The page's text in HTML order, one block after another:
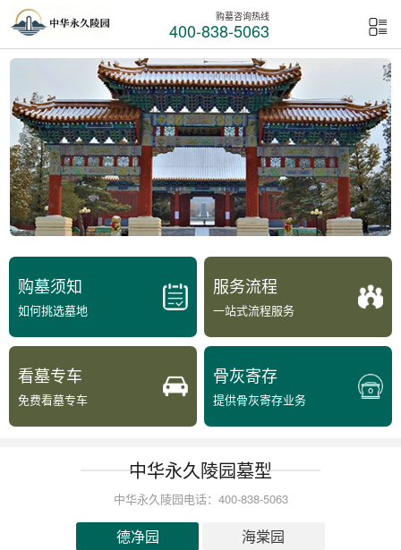
购墓咨询热线
400-838-5063
购墓须知
如何挑选墓地
服务流程
一站式流程服务
看墓专车
免费看墓专车
骨灰寄存
提供骨灰寄存业务
中华永久陵园墓型
中华永久陵园电话：400-838-5063
德净园 海棠园